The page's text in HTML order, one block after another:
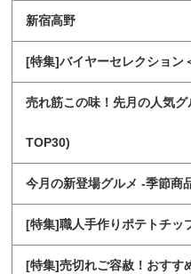
新宿高野
[特集]バイヤーセレクション
売れ筋この味！先月の人気
TOP30)
今月の新登場グルメ -季節商
[特集]職人手作りポテトチッ
[特集]売切れご容赦！おすす